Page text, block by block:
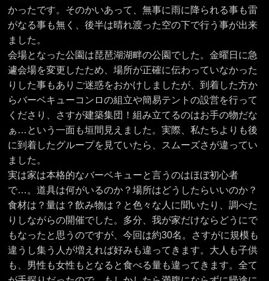
かったです。そのかいあって、無事に雨に降られる事も雷
がなる事も無く、後半は晴れ渡った空の下で行う事が出来
ました。
会場となった公園は琵琶湖湖畔の公園でした。金曜日に急
遽会場を変更したため、場所が正確に伝わっていなかった
りした事もありご迷惑をおかけしましたが、到着した方か
らバーベキューコンロの組立や簡易テントの設営を行って
くださり、さすが建築集団！組み立てるのはお手の物だな
ぁ…という一面も垣間見えました。実際、私たちよりも後
に到着したグループを見ていたら、スムーズさが違ってい
ました。
実は家は本格的なバーベキューと言うのはほぼ初心者
で…。道具は何がいるのか？場所はどうしたらいいのか？
食材は？量は？飲み物は？と色々な人に聞いたり、調べた
りしながらの開催でした。多分、我が家だけならどうにで
もなったと思うのですが、今回は約30名。さすがに規模も
違うし集う人が増えれば好みも違ってきます。大人も子供
も、男性も女性もとなると食べる量も違ってきます。全て